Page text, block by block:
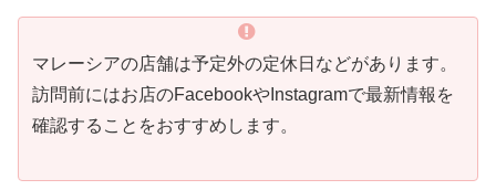
マレーシアの店舗は予定外の定休日などがあります。
訪問前にはお店のFacebookやInstagramで最新情報を
確認することをおすすめします。